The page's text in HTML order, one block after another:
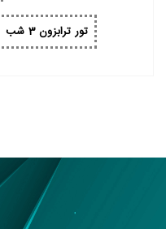
تور ترابزون 3 شب